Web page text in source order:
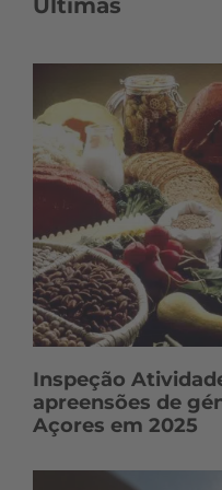
t
e
ú
d
s
Últimas
Inspeção
apreensões de
Açores em 2025